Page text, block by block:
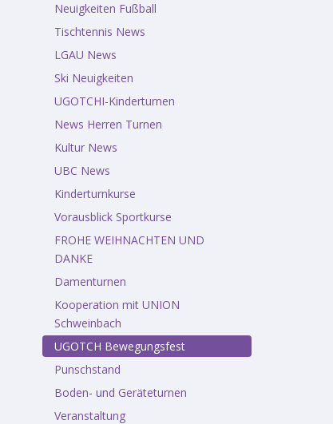
Neuigkeiten Fußball
Tischtennis News
LGAU News
Ski Neuigkeiten
UGOTCHI-Kinderturnen
News Herren Turnen
Kultur News
UBC News
Kinderturnkurse
Vorausblick Sportkurse
FROHE WEIHNACHTEN UND
DANKE
Damenturnen
Kooperation mit UNION
Schweinbach
UGOTCH Bewegungsfest
Punschstand
Boden- und Geräteturnen
Veranstaltung